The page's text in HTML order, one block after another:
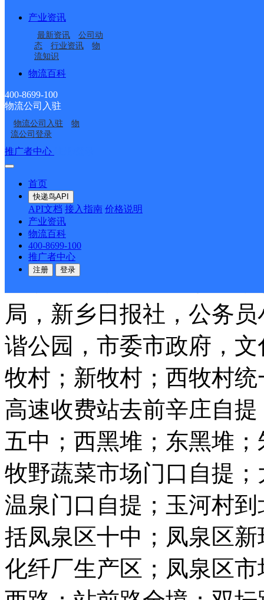
产业资讯
最新资讯
公司动
态
行业资讯
物
流知识
物流百科
400-8699-100
物流公司入驻
物流公司入驻
物
流公司登录
推广者中心
首页
快递鸟API
API文档 接入指南 价格说明
产业资讯
物流百科
400-8699-100
推广者中心
注册 登录
新乡市污水处理厂；二
国际小区；中建海德一
小区；康桥名苑小区；
区；学府花苑；茹岗集
区和西校区；河师大商
新乡华丹电子公司；绿
府；河师大实验中学；
河师大附中；东郡府院
市水文局；建设路小学
局，新乡日报社，公务
谐公园，市委市政府，
牧村；新牧村；西牧村
高速收费站去前辛庄自
五中；西黑堆；东黑堆
牧野蔬菜市场门口自提
温泉门口自提；玉河村
括凤泉区十中；凤泉区
化纤厂生产区；凤泉区